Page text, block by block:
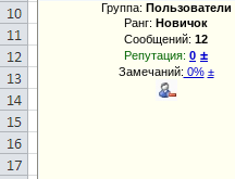
Группа: Пользователи
Ранг: Новичок
Сообщений: 12
Репутация: 0 ±
Замечаний: 0% ±